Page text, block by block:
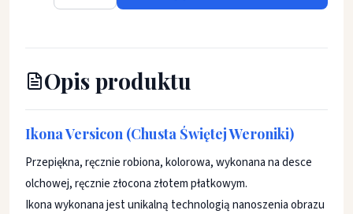
Opis produktu
Ikona Versicon (Chusta Świętej Weroniki)
Przepiękna, ręcznie robiona, kolorowa, wykonana na desce
olchowej, ręcznie złocona złotem płatkowym.
Ikona wykonana jest unikalną technologią nanoszenia obrazu